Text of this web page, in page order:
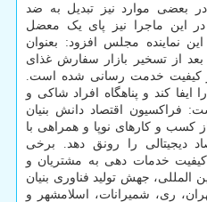
بعضی موارد نیز تبدیل به ضد
این ماجرا نیز پای یک معضل
نماینده مجلس افزود: بعنوان
بعد از تسخیر بازار سفارش غذای
کیفیت خدمت رسانی شده است.
ایفا کند و پناهگاه افراد شاکی و
فراکسیون اقتصاد دانش بنیان
کسب و کارهای نوپا و همراهی با
دیجیتالی را رونق دهد. برخی
کیفیت خدمات دهی به مشتریان و
جهش تولید فناوری بنیان
ری، شمیرانات، اسلامشهر و